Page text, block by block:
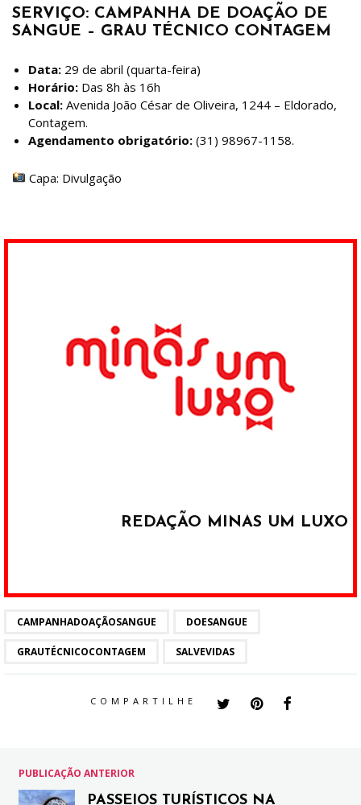
SERVIÇO: CAMPANHA DE DOAÇÃO DE
SANGUE – GRAU TÉCNICO CONTAGEM
Data: 29 de abril (quarta-feira)
Horário: Das 8h às 16h
Local: Avenida João César de Oliveira, 1244 – Eldorado,
Contagem.
Agendamento obrigatório: (31) 98967-1158.
Capa: Divulgação
REDAÇÃO MINAS UM LUXO
CAMPANHADOAÇÃOSANGUE DOESANGUE
GRAUTÉCNICOCONTAGEM SALVEVIDAS
COMPARTILHE
PUBLICAÇÃO ANTERIOR
PASSEIOS TURÍSTICOS NA